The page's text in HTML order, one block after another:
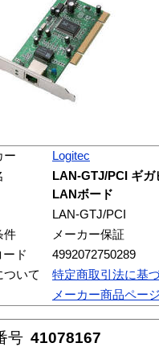
ー
Logitec
LAN-GTJ/PCI ギ
LANボード
LAN-GTJ/PCI
件
メーカー保証
ド
4992072750289
ついて
特定商取引法に基
メーカー商品ペー
号 41078167